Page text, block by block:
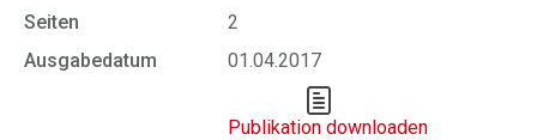
Seiten
2
Ausgabedatum
01.04.2017
Publikation downloaden